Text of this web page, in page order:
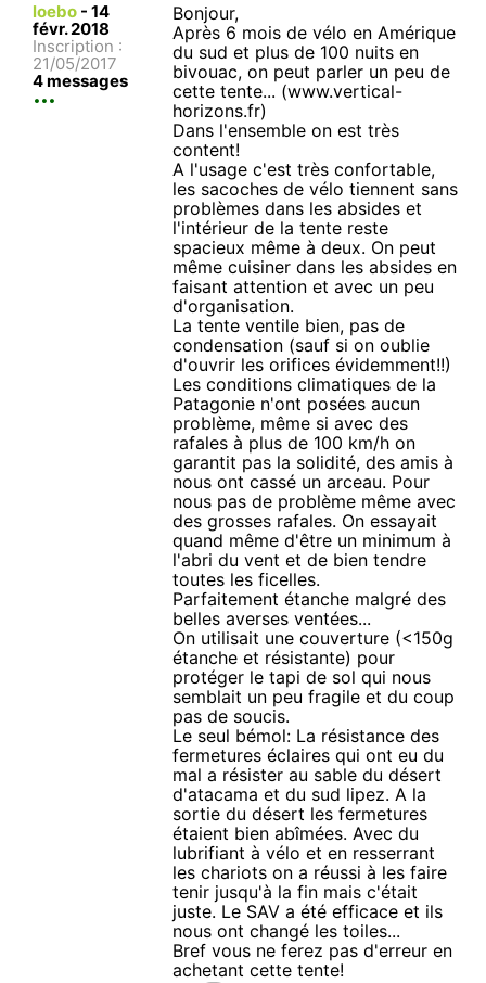
loebo - 14
févr. 2018
Inscription :
21/05/2017
4 messages
Bonjour,
Après 6 mois de vélo en Amérique
du sud et plus de 100 nuits en
bivouac, on peut parler un peu de
cette tente... (www.vertical-
horizons.fr)
Dans l'ensemble on est très
content!
A l'usage c'est très confortable,
les sacoches de vélo tiennent sans
problèmes dans les absides et
l'intérieur de la tente reste
spacieux même à deux. On peut
même cuisiner dans les absides en
faisant attention et avec un peu
d'organisation.
La tente ventile bien, pas de
condensation (sauf si on oublie
d'ouvrir les orifices évidemment!!)
Les conditions climatiques de la
Patagonie n'ont posées aucun
problème, même si avec des
rafales à plus de 100 km/h on
garantit pas la solidité, des amis à
nous ont cassé un arceau. Pour
nous pas de problème même avec
des grosses rafales. On essayait
quand même d'être un minimum à
l'abri du vent et de bien tendre
toutes les ficelles.
Parfaitement étanche malgré des
belles averses ventées...
On utilisait une couverture (<150g
étanche et résistante) pour
protéger le tapi de sol qui nous
semblait un peu fragile et du coup
pas de soucis.
Le seul bémol: La résistance des
fermetures éclaires qui ont eu du
mal a résister au sable du désert
d'atacama et du sud lipez. A la
sortie du désert les fermetures
étaient bien abîmées. Avec du
lubrifiant à vélo et en resserrant
les chariots on a réussi à les faire
tenir jusqu'à la fin mais c'était
juste. Le SAV a été efficace et ils
nous ont changé les toiles...
Bref vous ne ferez pas d'erreur en
achetant cette tente!